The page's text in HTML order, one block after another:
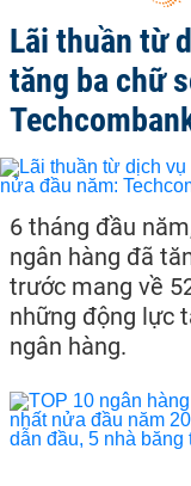
Lãi thuần từ
tăng ba chữ
6 tháng đầu
ngân hàng đã
trước mang về
những động lực
ngân hàng.